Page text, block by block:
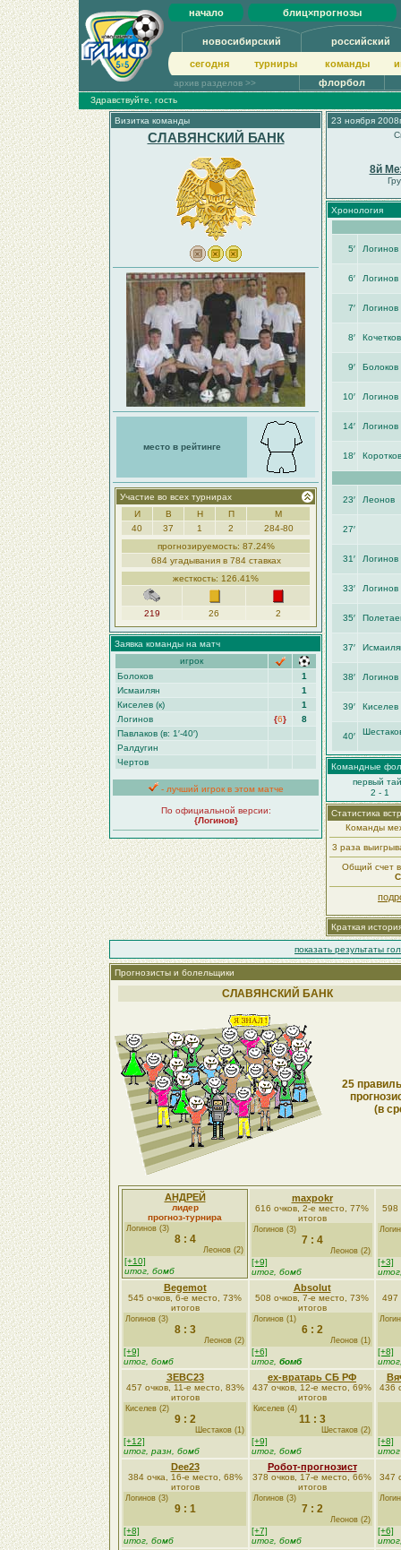
начало блиц×прогнозы
новосибирский российский
сегодня турниры команды
архив разделов >> флорбол
Здравствуйте, гость
Визитка команды
СЛАВЯНСКИЙ БАНК
место в рейтинге
Участие во всех турнирах
И
В Н П
М
40
37 1 2
284-80
прогнозируемость: 87.24%
684 угадывания в 784 ставках
жесткость: 126.41%
219 26 2
Заявка команды на матч
игрок
Болоков
1
Исмаилян
1
Киселев (к)
1
Логинов
{6}
8
Павлаков (в: 1′-40′)
Ралдугин
Чертов
- лучший игрок в этом матче
По официальной версии:
{Логинов}
23 ноября
8й
Хронология
5′ Логинов
6′ Логинов
7′ Логинов
8′ Кочетков
9′ Болоков
10′ Логинов
14′ Логинов
18′ Коротков
23′ Леонов
27′
31′ Логинов
33′ Логинов
35′
37′
38′ Логинов
39′ Киселев
40′
Командные
первый
2 - 1
Статистика
Команды
3 раза
Общий счет
Краткая
показать результаты
Прогнозисты и болельщики
СЛАВЯНСКИЙ БАНК
25
(в
АНДРЕЙ
лидер
прогноз-турнира
Логинов (3)
8 : 4
Леонов (2)
[+10]
итог, бомб
maxpokr
616 очков, 2-е место, 77%
итогов
Логинов (3)
7 : 4
Леонов (2)
[+9]
итог, бомб
598
[+3]
Begemot
545 очков, 6-е место, 73%
итогов
Логинов (3)
8 : 3
Леонов (2)
[+9]
итог, бомб
Absolut
508 очков, 7-е место, 73%
итогов
Логинов (1)
6 : 2
Леонов (1)
[+6]
итог, бомб
497
[+8]
ЗЕВС23
457 очков, 11-е место, 83%
итогов
Киселев (2)
9 : 2
Шестаков (1)
[+12]
итог, разн, бомб
ex-вратарь СБ РФ
437 очков, 12-е место, 69%
итогов
Киселев (4)
11 : 3
Шестаков (2)
[+9]
итог, бомб
436
[+8]
итог
Dee23
384 очка, 16-е место, 68%
итогов
Логинов (3)
9 : 1
[+8]
итог, бомб
Робот-прогнозист
378 очков, 17-е место, 66%
итогов
Логинов (3)
7 : 2
Леонов (2)
[+7]
итог, бомб
347
[+6]